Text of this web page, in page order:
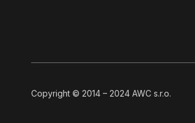
Copyright © 2014 – 2024 AWC s.r.o.